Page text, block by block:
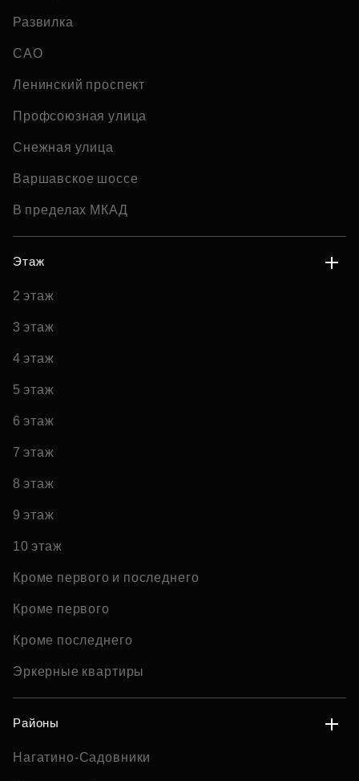
Развилка
САО
Ленинский проспект
Профсоюзная улица
Снежная улица
Варшавское шоссе
В пределах МКАД
Этаж
2 этаж
3 этаж
4 этаж
5 этаж
6 этаж
7 этаж
8 этаж
9 этаж
10 этаж
Кроме первого и последнего
Кроме первого
Кроме последнего
Эркерные квартиры
Районы
Нагатино-Садовники